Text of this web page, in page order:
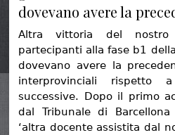
dovevano avere la
Altra vittoria del
partecipanti alla fase b1
dovevano avere la
interprovinciali rispetto
successive. Dopo il primo
dal Tribunale di
‘altra docente assistita dal